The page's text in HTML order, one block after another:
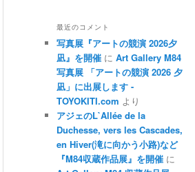
最近のコメント
写真展『アートの競演 2026夕
凪』を開催 に Art Gallery M84
写真展 「アートの競演 2026 夕
凪」に出展します -
TOYOKITI.com より
アジェのL`Allée de la
Duchesse, vers les Cascades,
en Hiver(滝に向かう小路)など
『M84収蔵作品展』を開催 に